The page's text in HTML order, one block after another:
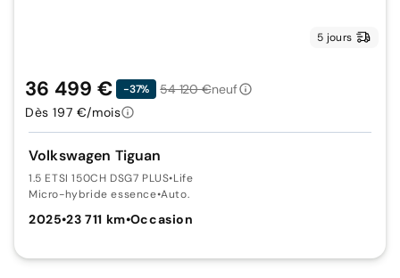
5 jours
Volkswagen Tiguan
1.5 ETSI 150CH DSG7 PLUS•Life
Micro-hybride essence•Auto.
2025•23 711 km•Occasion
36 499 € -37% 54 120 €neuf
Dès 197 €/mois